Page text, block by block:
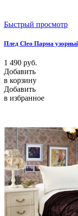
Быстрый просмотр
Плед Cleo Парма
1 490 руб.
Добавить
в корзину
Добавить
в избранное